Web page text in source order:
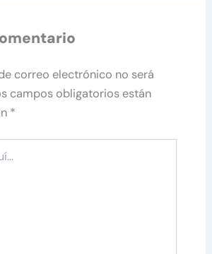
correo electrónico no será
campos obligatorios están
*